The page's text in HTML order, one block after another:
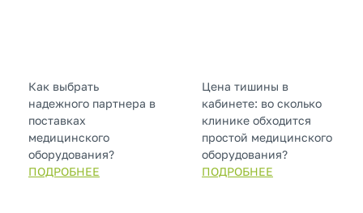
Как выбрать
надежного партнера в
поставках
медицинского
оборудования?
ПОДРОБНЕЕ
Цена тишины в
кабинете: во сколько
клинике обходится
простой медицинского
оборудования?
ПОДРОБНЕЕ